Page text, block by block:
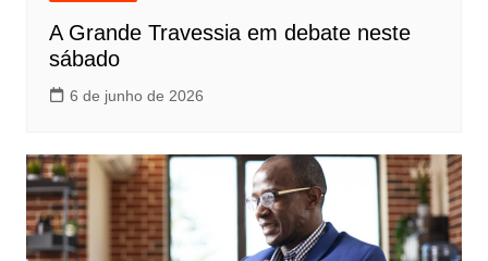
A Grande Travessia em debate neste
sábado
6 de junho de 2026